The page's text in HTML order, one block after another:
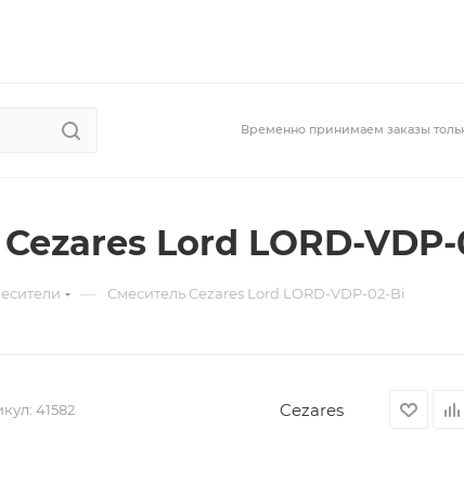
Временно принимаем заказы
Lord LORD-
— Смеситель Cezares Lord LORD-VDP-02-Bi
41582 Cezares